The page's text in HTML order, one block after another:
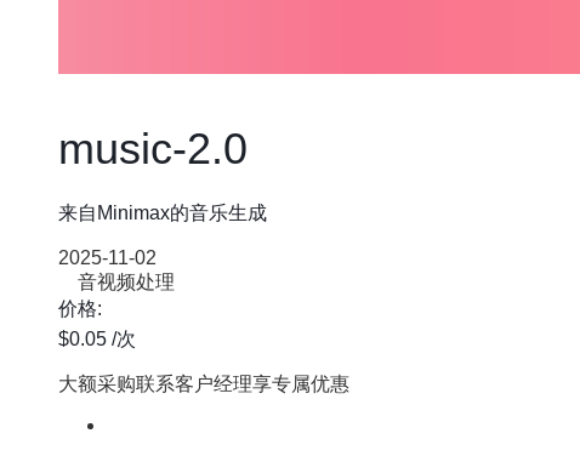
music-2.0
来自Minimax的音乐生成
2025-11-02
音视频处理
价格:
$0.05 /次
大额采购联系客户经理享专属优惠